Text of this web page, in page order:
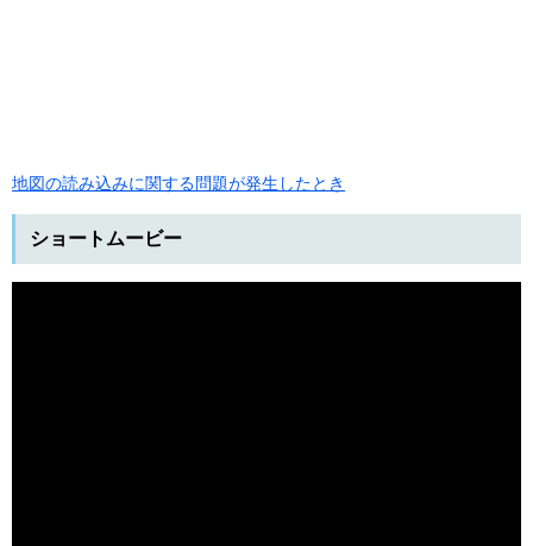
地図の読み込みに関する問題が発生したとき
ショートムービー